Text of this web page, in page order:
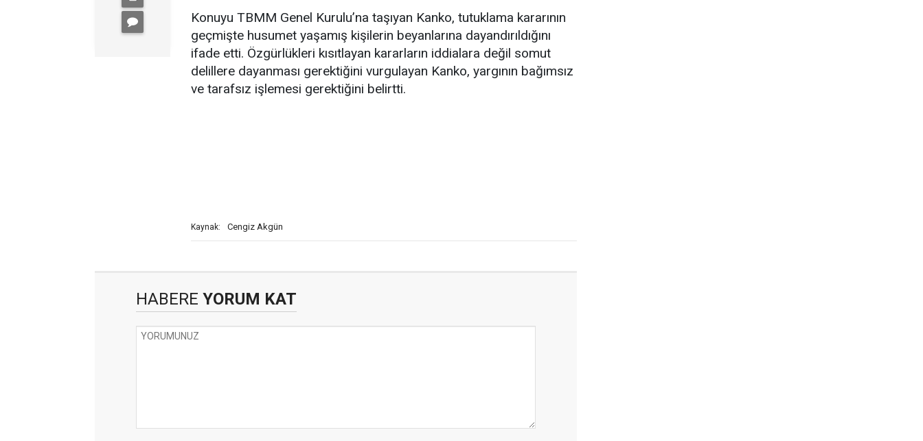
Konuyu TBMM Genel Kurulu’na taşıyan Kanko, tutuklama kararının
geçmişte husumet yaşamış kişilerin beyanlarına dayandırıldığını
ifade etti. Özgürlükleri kısıtlayan kararların iddialara değil somut
delillere dayanması gerektiğini vurgulayan Kanko, yargının bağımsız
ve tarafsız işlemesi gerektiğini belirtti.
Kaynak: Cengiz Akgün
HABERE YORUM KAT